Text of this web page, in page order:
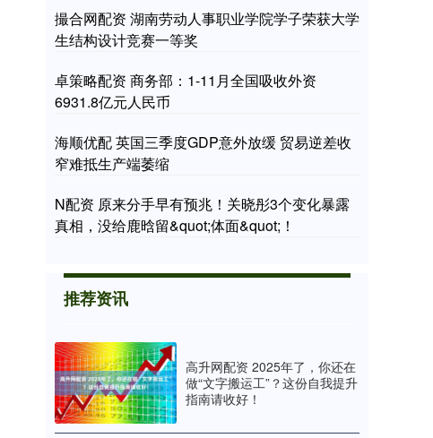
撮合网配资 湖南劳动人事职业学院学子荣获大学
生结构设计竞赛一等奖
卓策略配资 商务部：1-11月全国吸收外资
6931.8亿元人民币
海顺优配 英国三季度GDP意外放缓 贸易逆差收
窄难抵生产端萎缩
N配资 原来分手早有预兆！关晓彤3个变化暴露
真相，没给鹿晗留&quot;体面&quot;！
推荐资讯
高升网配资 2025年了，你还在
做“文字搬运工”？这份自我提升
指南请收好！